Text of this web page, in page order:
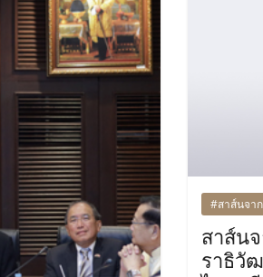
#สาส์นจา
สาส์น
ราธิวั